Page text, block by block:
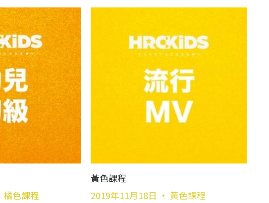
橘色課程
黃色課程
2019年11月18日 · 黃色課程